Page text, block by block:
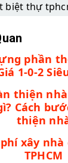
biệt thự
phần
1-0-2
thiện
Cách
thiện
xây
TPHCM